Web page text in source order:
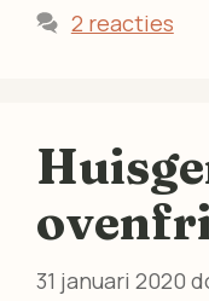
2 reacties
31 januari 2020